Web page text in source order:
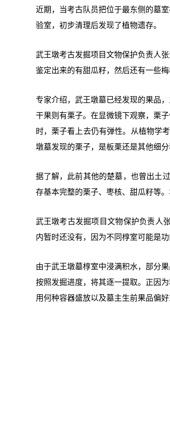
近期，当考古队员把位于最东侧的墓
验室，初步清理后发现了植物遗存。
武王墩考古发掘项目文物保护负责人
鉴定出来的有甜瓜籽，然后还有一些梅
专家介绍，武王墩墓已经发现的果品
干果则有栗子。在显微镜下观察，栗
时，栗子看上去仍有弹性。从植物学
墩墓发现的栗子，是板栗还是其他细
据了解，此前其他的楚墓，也曾出土
存基本完整的栗子、枣核、甜瓜籽等
武王墩考古发掘项目文物保护负责人
内暂时还没有，因为不同椁室可能是
由于武王墩墓椁室中浸满积水，部分
按照发掘进度，将其逐一提取。正因
用何种容器盛放以及墓主生前果品偏